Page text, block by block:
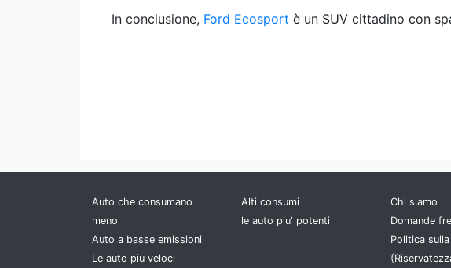
In conclusione, Ford Ecosport è un SUV cittadino con
Auto che consumano
meno
Auto a basse emissioni
Le auto piu veloci
Alti consumi
le auto piu' potenti
Chi siamo
Domande
Politica